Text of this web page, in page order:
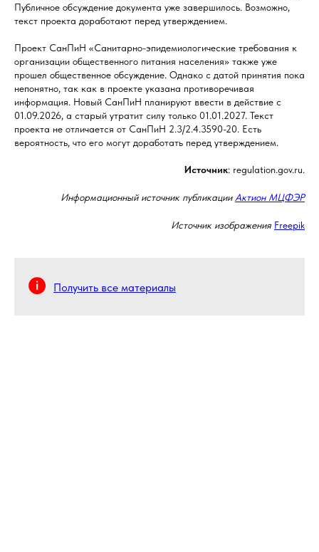
Публичное обсуждение документа уже завершилось. Возможно,
текст проекта доработают перед утверждением.
Проект СанПиН «Санитарно-эпидемиологические требования к
организации общественного питания населения» также уже
прошел общественное обсуждение. Однако с датой принятия пока
непонятно, так как в проекте указана противоречивая
информация. Новый СанПиН планируют ввести в действие с
01.09.2026, а старый утратит силу только 01.01.2027. Текст
проекта не отличается от СанПиН 2.3/2.4.3590-20. Есть
вероятность, что его могут доработать перед утверждением.
Источник: regulation.gov.ru.
Информационный источник публикации Актион МЦФЭР
Источник изображения Freepik
Получить все материалы